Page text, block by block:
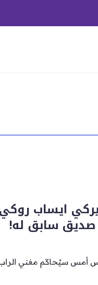
ايساب
صديق سابق له!
سيُحاكَم مغني الراب